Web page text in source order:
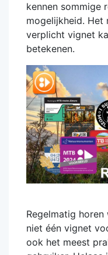
kennen sommige
mogelijkheid. Het
verplicht vignet
betekenen.
Regelmatig
niet één vignet
ook het meest